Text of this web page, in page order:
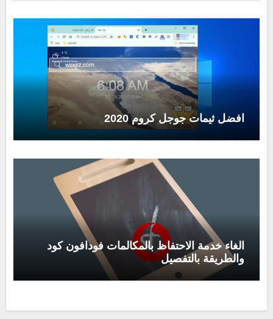
افضل ثيمات جوجل كروم 2020
الغاء خدمة الاحتفاظ بالمكالمات فودافون كود
والطريقة بالتفصيل